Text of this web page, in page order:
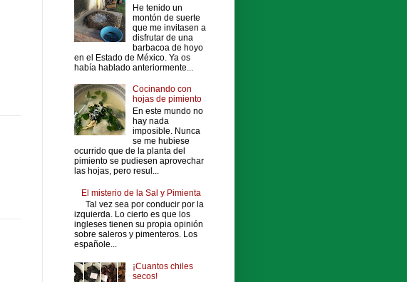
He tenido un
montón de suerte
que me invitasen a
disfrutar de una
barbacoa de hoyo
en el Estado de México. Ya os
había hablado anteriormente...
Cocinando con
hojas de pimiento
En este mundo no
hay nada
imposible. Nunca
se me hubiese
ocurrido que de la planta del
pimiento se pudiesen aprovechar
las hojas, pero resul...
El misterio de la Sal y Pimienta
Tal vez sea por conducir por la
izquierda. Lo cierto es que los
ingleses tienen su propia opinión
sobre saleros y pimenteros. Los
españole...
¡Cuantos chiles
secos!